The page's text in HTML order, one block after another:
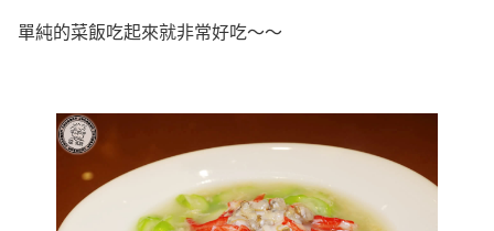
單純的菜飯吃起來就非常好吃～～